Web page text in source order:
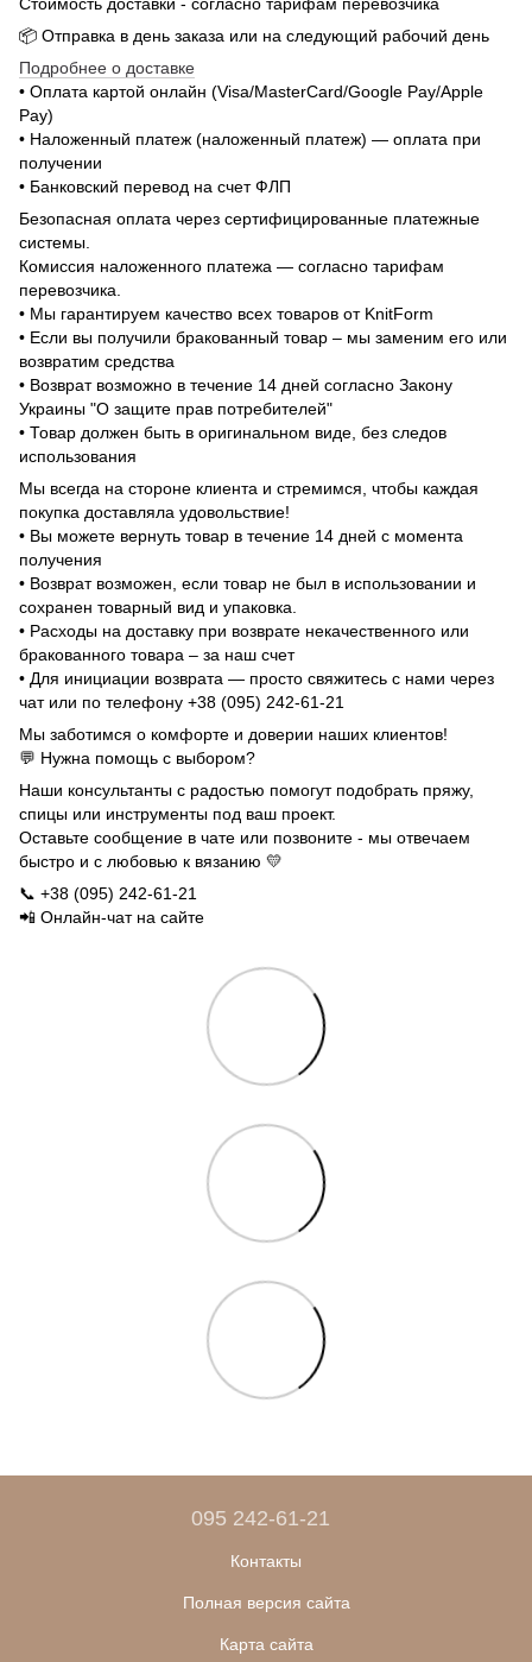
📦 Отправка в день заказа или на следующий рабочий день
Подробнее о доставке
• Оплата картой онлайн (Visa/MasterCard/Google Pay/Apple
Pay)
• Наложенный платеж (наложенный платеж) — оплата при
получении
• Банковский перевод на счет ФЛП
Безопасная оплата через сертифицированные платежные
системы.
Комиссия наложенного платежа — согласно тарифам
перевозчика.
• Мы гарантируем качество всех товаров от KnitForm
• Если вы получили бракованный товар – мы заменим его или
возвратим средства
• Возврат возможно в течение 14 дней согласно Закону
Украины "О защите прав потребителей"
• Товар должен быть в оригинальном виде, без следов
использования
Мы всегда на стороне клиента и стремимся, чтобы каждая
покупка доставляла удовольствие!
• Вы можете вернуть товар в течение 14 дней с момента
получения
• Возврат возможен, если товар не был в использовании и
сохранен товарный вид и упаковка.
• Расходы на доставку при возврате некачественного или
бракованного товара – за наш счет
• Для инициации возврата — просто свяжитесь с нами через
чат или по телефону +38 (095) 242-61-21
Мы заботимся о комфорте и доверии наших клиентов!
💬 Нужна помощь с выбором?
Наши консультанты с радостью помогут подобрать пряжу,
спицы или инструменты под ваш проект.
Оставьте сообщение в чате или позвоните - мы отвечаем
быстро и с любовью к вязанию 💛
📞 +38 (095) 242-61-21
📲 Онлайн-чат на сайте
095 242-61-21
Контакты
Полная версия сайта
Карта сайта